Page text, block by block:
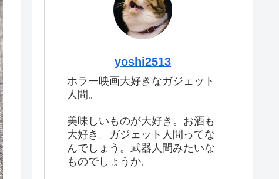
yoshi2513
ホラー映画大好きなガジェット
人間。
美味しいものが大好き。お酒も
大好き。ガジェット人間ってな
んでしょう。武器人間みたいな
ものでしょうか。